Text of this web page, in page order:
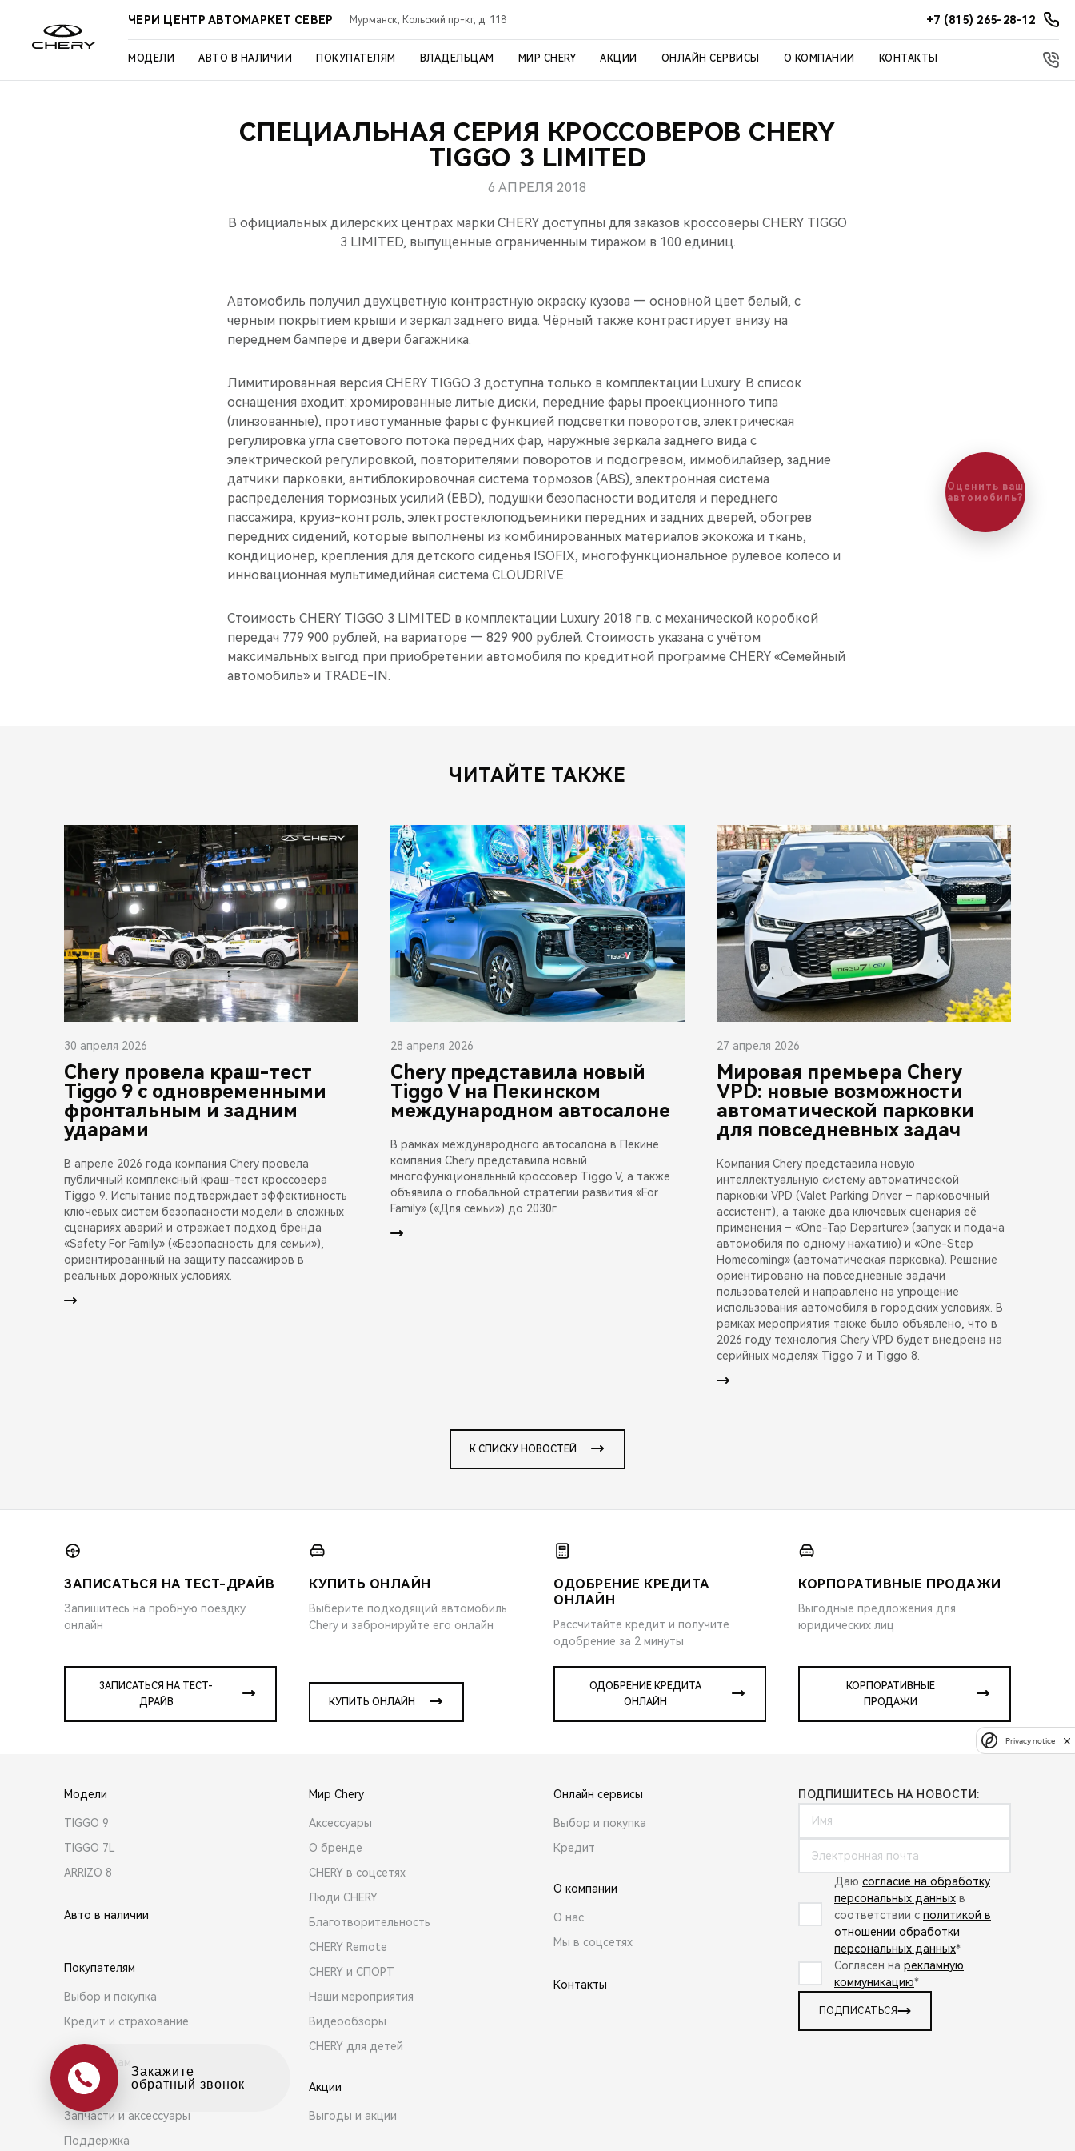
ЧЕРИ ЦЕНТР АВТОМАРКЕТ СЕВЕР Мурманск, Кольский пр-кт, д. 118 +7 (815) 265-28-12
МОДЕЛИ АВТО В НАЛИЧИИ ПОКУПАТЕЛЯМ ВЛАДЕЛЬЦАМ МИР CHERY АКЦИИ ОНЛАЙН СЕРВИСЫ О КОМПАНИИ КОНТАКТЫ
СПЕЦИАЛЬНАЯ СЕРИЯ КРОССОВЕРОВ CHERY
TIGGO 3 LIMITED
6 АПРЕЛЯ 2018
В официальных дилерских центрах марки CHERY доступны для заказов кроссоверы CHERY TIGGO
3 LIMITED, выпущенные ограниченным тиражом в 100 единиц.
Автомобиль получил двухцветную контрастную окраску кузова — основной цвет белый, с
черным покрытием крыши и зеркал заднего вида. Чёрный также контрастирует внизу на
переднем бампере и двери багажника.
Лимитированная версия CHERY TIGGO 3 доступна только в комплектации Luxury. В список
оснащения входит: хромированные литые диски, передние фары проекционного типа
(линзованные), противотуманные фары с функцией подсветки поворотов, электрическая
регулировка угла светового потока передних фар, наружные зеркала заднего вида с
электрической регулировкой, повторителями поворотов и подогревом, иммобилайзер, задние
датчики парковки, антиблокировочная система тормозов (ABS), электронная система
распределения тормозных усилий (EBD), подушки безопасности водителя и переднего
пассажира, круиз-контроль, электростеклоподъемники передних и задних дверей, обогрев
передних сидений, которые выполнены из комбинированных материалов экокожа и ткань,
кондиционер, крепления для детского сиденья ISOFIX, многофункциональное рулевое колесо и
инновационная мультимедийная система CLOUDRIVE.
Стоимость CHERY TIGGO 3 LIMITED в комплектации Luxury 2018 г.в. c механической коробкой
передач 779 900 рублей, на вариаторе — 829 900 рублей. Стоимость указана с учётом
максимальных выгод при приобретении автомобиля по кредитной программе CHERY «Семейный
автомобиль» и TRADE-IN.
ЧИТАЙТЕ ТАКЖЕ
30 апреля 2026
Chery провела краш-тест
Tiggo 9 с одновременными
фронтальным и задним
ударами
В апреле 2026 года компания Chery провела
публичный комплексный краш-тест кроссовера
Tiggo 9. Испытание подтверждает эффективность
ключевых систем безопасности модели в сложных
сценариях аварий и отражает подход бренда
«Safety For Family» («Безопасность для семьи»),
ориентированный на защиту пассажиров в
реальных дорожных условиях.
28 апреля 2026
Chery представила новый
Tiggo V на Пекинском
международном автосалоне
В рамках международного автосалона в Пекине
компания Chery представила новый
многофункциональный кроссовер Tiggo V, а также
объявила о глобальной стратегии развития «For
Family» («Для семьи») до 2030г.
27 апреля 2026
Мировая премьера Chery
VPD: новые возможности
автоматической парковки
для повседневных задач
Компания Chery представила новую
интеллектуальную систему автоматической
парковки VPD (Valet Parking Driver – парковочный
ассистент), а также два ключевых сценария её
применения – «One-Tap Departure» (запуск и подача
автомобиля по одному нажатию) и «One-Step
Homecoming» (автоматическая парковка). Решение
ориентировано на повседневные задачи
пользователей и направлено на упрощение
использования автомобиля в городских условиях. В
рамках мероприятия также было объявлено, что в
2026 году технология Chery VPD будет внедрена на
серийных моделях Tiggo 7 и Tiggo 8.
К СПИСКУ НОВОСТЕЙ
ЗАПИСАТЬСЯ НА ТЕСТ-ДРАЙВ
Запишитесь на пробную поездку
онлайн
ЗАПИСАТЬСЯ НА ТЕСТ-
ДРАЙВ
КУПИТЬ ОНЛАЙН
Выберите подходящий автомобиль
Chery и забронируйте его онлайн
КУПИТЬ ОНЛАЙН
ОДОБРЕНИЕ КРЕДИТА
ОНЛАЙН
Рассчитайте кредит и получите
одобрение за 2 минуты
ОДОБРЕНИЕ КРЕДИТА
ОНЛАЙН
КОРПОРАТИВНЫЕ ПРОДАЖИ
Выгодные предложения для
юридических лиц
КОРПОРАТИВНЫЕ
ПРОДАЖИ
Модели
TIGGO 9
TIGGO 7L
ARRIZO 8
Авто в наличии
Покупателям
Выбор и покупка
Кредит и страхование
Владельцам
Сервис
Запчасти и аксессуары
Поддержка
Мир Chery
Аксессуары
О бренде
CHERY в соцсетях
Люди CHERY
Благотворительность
CHERY Remote
CHERY и СПОРТ
Наши мероприятия
Видеообзоры
CHERY для детей
Акции
Выгоды и акции
Онлайн сервисы
Выбор и покупка
Кредит
О компании
О нас
Мы в соцсетях
Контакты
ПОДПИШИТЕСЬ НА НОВОСТИ:
Даю согласие на обработку
персональных данных в
соответствии с политикой в
отношении обработки
персональных данных*
Согласен на рекламную
коммуникацию*
ПОДПИСАТЬСЯ
Оценить ваш
автомобиль?
Оцените свой авто
в обмен на новый
Privacy notice